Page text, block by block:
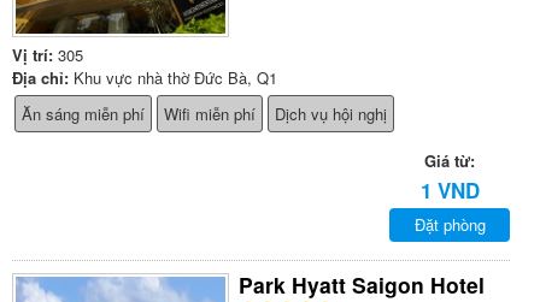
Vị trí: 305
Địa chỉ: Khu vực nhà thờ Đức Bà, Q1
Ăn sáng miễn phí
Wifi miễn phí Dịch vụ hội nghị
Giá từ:
1 VND
Đặt phòng
Park Hyatt Saigon Hotel